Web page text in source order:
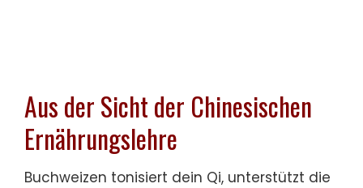
Aus der Sicht der Chinesischen
Ernährungslehre
Buchweizen tonisiert dein Qi, unterstützt die